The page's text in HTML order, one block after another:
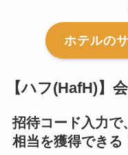
ホテルの
【ハフ(HafH)】
招待コード入力で
相当を獲得できる